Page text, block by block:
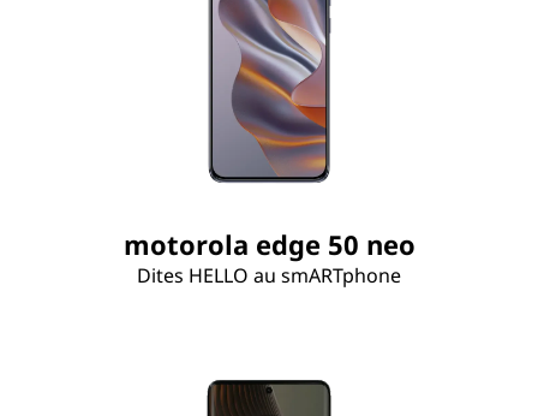
motorola edge 50 neo
Dites HELLO au smARTphone